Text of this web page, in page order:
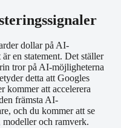
dollar på AI-
en statement. Det ställer
tror på AI-möjligheterna
detta att Googles
kommer att accelerera
främsta AI-
och du kommer att se
modeller och ramverk.